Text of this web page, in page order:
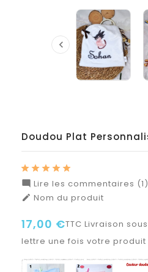

Doudou Plat
 Lire les commentaires (1)
 Nom du produit
17,00 €TTC Livraison
lettre une fois votre produit